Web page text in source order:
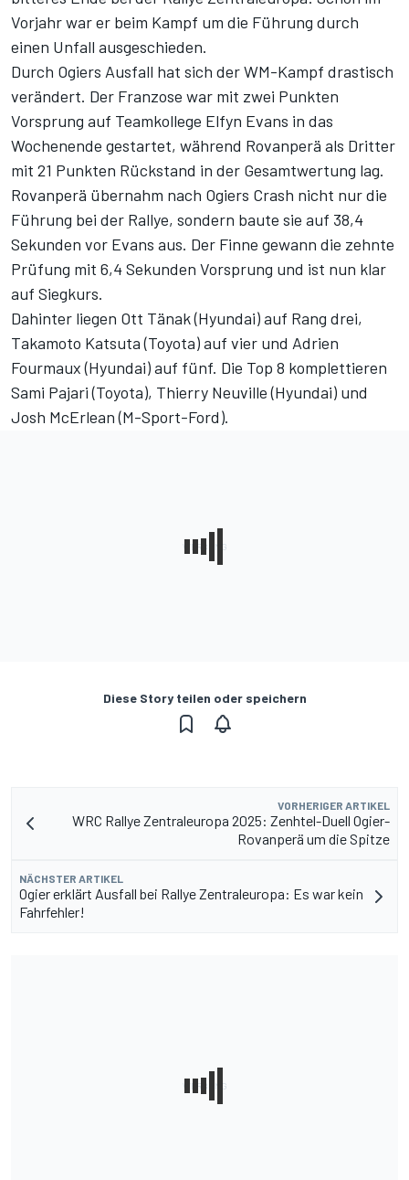
Vorjahr war er beim Kampf um die Führung durch
einen Unfall ausgeschieden.
Durch Ogiers Ausfall hat sich der WM-Kampf drastisch
verändert. Der Franzose war mit zwei Punkten
Vorsprung auf Teamkollege Elfyn Evans in das
Wochenende gestartet, während Rovanperä als Dritter
mit 21 Punkten Rückstand in der Gesamtwertung lag.
Rovanperä übernahm nach Ogiers Crash nicht nur die
Führung bei der Rallye, sondern baute sie auf 38,4
Sekunden vor Evans aus. Der Finne gewann die zehnte
Prüfung mit 6,4 Sekunden Vorsprung und ist nun klar
auf Siegkurs.
Dahinter liegen Ott Tänak (Hyundai) auf Rang drei,
Takamoto Katsuta (Toyota) auf vier und Adrien
Fourmaux (Hyundai) auf fünf. Die Top 8 komplettieren
Sami Pajari (Toyota), Thierry Neuville (Hyundai) und
Josh McErlean (M-Sport-Ford).
Diese Story teilen oder speichern
VORHERIGER ARTIKEL
WRC Rallye Zentraleuropa 2025: Zenhtel-Duell Ogier-
Rovanperä um die Spitze
NÄCHSTER ARTIKEL
Ogier erklärt Ausfall bei Rallye Zentraleuropa: Es war kein
Fahrfehler!